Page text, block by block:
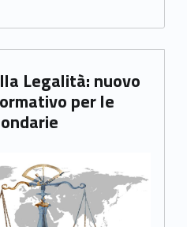
per le